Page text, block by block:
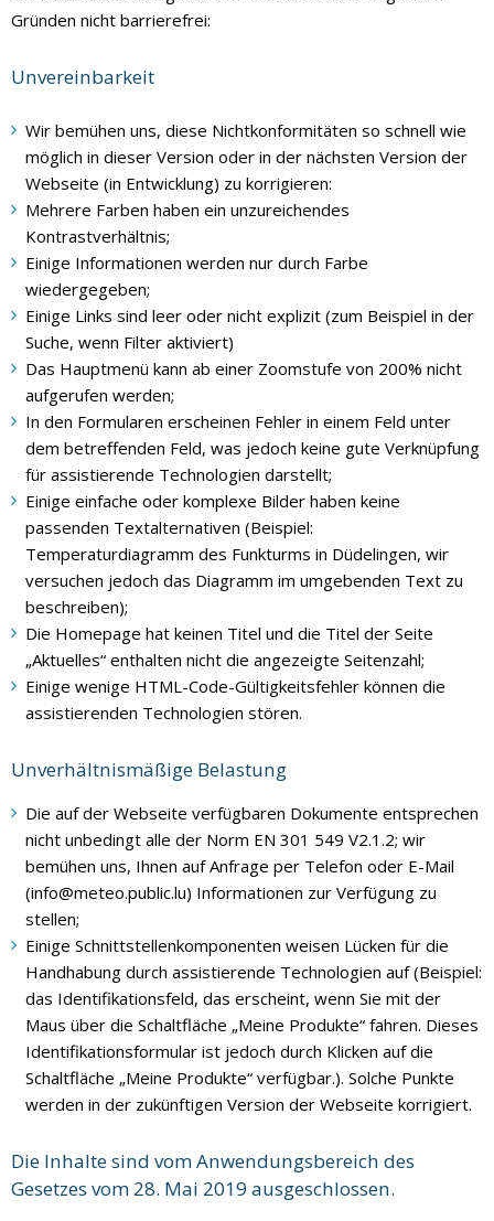
Gründen nicht barrierefrei:
Unvereinbarkeit
Wir bemühen uns, diese Nichtkonformitäten so schnell wie
möglich in dieser Version oder in der nächsten Version der
Webseite (in Entwicklung) zu korrigieren:
Mehrere Farben haben ein unzureichendes
Kontrastverhältnis;
Einige Informationen werden nur durch Farbe
wiedergegeben;
Einige Links sind leer oder nicht explizit (zum Beispiel in der
Suche, wenn Filter aktiviert)
Das Hauptmenü kann ab einer Zoomstufe von 200% nicht
aufgerufen werden;
In den Formularen erscheinen Fehler in einem Feld unter
dem betreffenden Feld, was jedoch keine gute Verknüpfung
für assistierende Technologien darstellt;
Einige einfache oder komplexe Bilder haben keine
passenden Textalternativen (Beispiel:
Temperaturdiagramm des Funkturms in Düdelingen, wir
versuchen jedoch das Diagramm im umgebenden Text zu
beschreiben);
Die Homepage hat keinen Titel und die Titel der Seite
„Aktuelles“ enthalten nicht die angezeigte Seitenzahl;
Einige wenige HTML-Code-Gültigkeitsfehler können die
assistierenden Technologien stören.
Unverhältnismäßige Belastung
Die auf der Webseite verfügbaren Dokumente entsprechen
nicht unbedingt alle der Norm EN 301 549 V2.1.2; wir
bemühen uns, Ihnen auf Anfrage per Telefon oder E-Mail
(info@meteo.public.lu) Informationen zur Verfügung zu
stellen;
Einige Schnittstellenkomponenten weisen Lücken für die
Handhabung durch assistierende Technologien auf (Beispiel:
das Identifikationsfeld, das erscheint, wenn Sie mit der
Maus über die Schaltfläche „Meine Produkte“ fahren. Dieses
Identifikationsformular ist jedoch durch Klicken auf die
Schaltfläche „Meine Produkte“ verfügbar.). Solche Punkte
werden in der zukünftigen Version der Webseite korrigiert.
Die Inhalte sind vom Anwendungsbereich des
Gesetzes vom 28. Mai 2019 ausgeschlossen.